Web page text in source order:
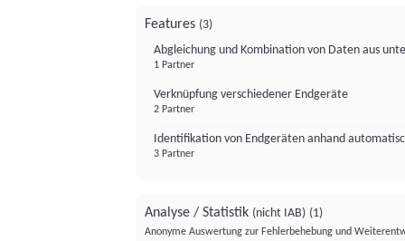
Features (3)
Abgleichung und Kombination von Daten aus
1 Partner
Verknüpfung verschiedener Endgeräte
2 Partner
Identifikation von Endgeräten anhand
3 Partner
Analyse / Statistik (nicht IAB) (1)
Anonyme Auswertung zur Fehlerbehebung und